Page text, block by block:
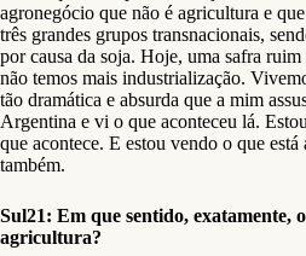
agronegócio que não é agricultura e
três grandes grupos transnacionais,
por causa da soja. Hoje, uma safra
não temos mais industrialização.
tão dramática e absurda que a mim
Argentina e vi o que aconteceu lá.
que acontece. E estou vendo o que
também.
Sul21: Em que sentido, exatamente,
agricultura?